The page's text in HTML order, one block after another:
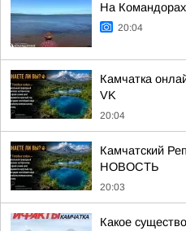
На Командорах
20:04
Камчатка
VK
20:04
Камчатский
НОВОСТЬ
20:03
Какое